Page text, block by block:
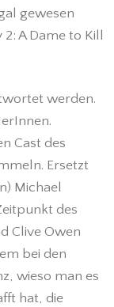
gewesen
A Dame to Kill
werden.
Cast des
Ersetzt
Michael
des
Clive Owen
bei den
wieso man es
hat, die